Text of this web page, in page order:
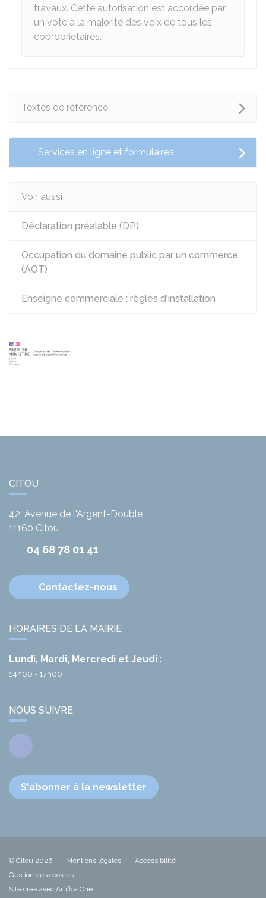
travaux. Cette autorisation est accordée par
un vote à la majorité des voix de tous les
copropriétaires.
Textes de référence
Services en ligne et formulaires
Voir aussi
Déclaration préalable (DP)
Occupation du domaine public par un commerce
(AOT)
Enseigne commerciale : règles d'installation
CITOU
42, Avenue de l'Argent-Double
11160 Citou
04 68 78 01 41
Contactez-nous
HORAIRES DE LA MAIRIE
Lundi, Mardi, Mercredi et Jeudi :
14h00 - 17h00
NOUS SUIVRE
Facebook
S'abonner à la newsletter
© Citou 2026 Mentions légales
Accessibilité
Gestion des cookies
Site créé avec Artifica One